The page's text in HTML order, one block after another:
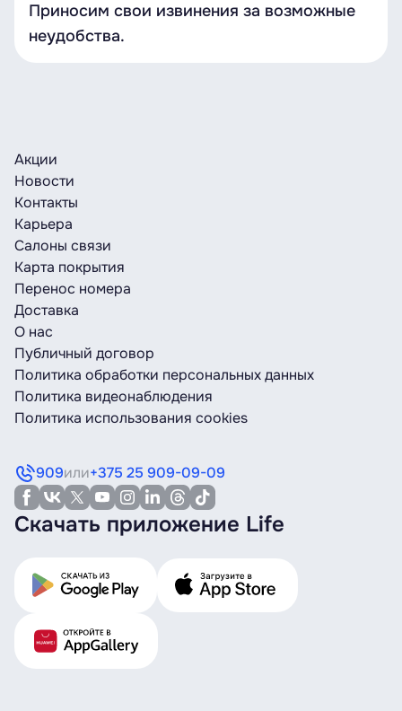
Приносим свои извинения за возможные
неудобства.
Акции
Новости
Контакты
Карьера
Салоны связи
Карта покрытия
Перенос номера
Доставка
О нас
Публичный договор
Политика обработки персональных данных
Политика видеонаблюдения
Политика использования cookies
909или+375 25 909-09-09
Скачать приложение Life